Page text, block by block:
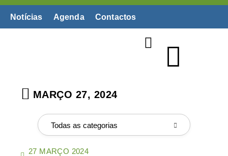
Notícias Agenda Contactos
MARÇO 27, 2024
Todas as categorias
27 MARÇO 2024